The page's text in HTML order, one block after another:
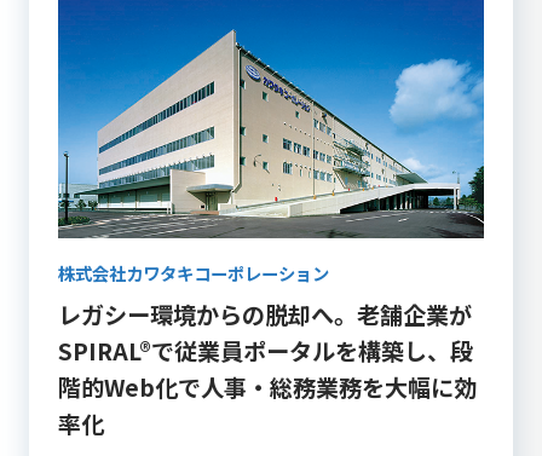
株式会社カワタキコーポレーション
レガシー環境からの脱却へ。老舗企業が
SPIRAL®で従業員ポータルを構築し、段
階的Web化で人事・総務業務を大幅に効
率化